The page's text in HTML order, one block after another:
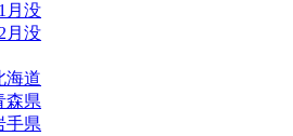
月没
月没
海道
森県
手県